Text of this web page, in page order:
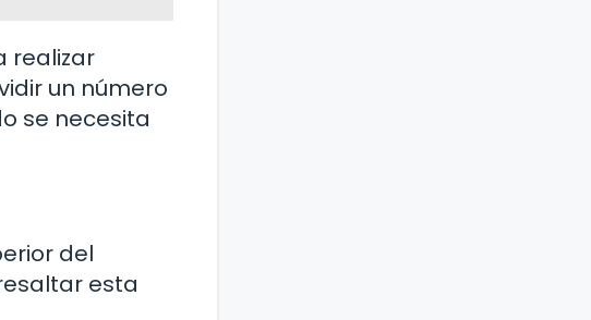
realizar
un número
se necesita
del
esta